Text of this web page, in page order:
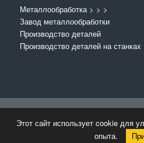
Металлообработка>
Завод металлообработки
>
Производство деталей
>
Производство деталей на
Kriesi
Этот сайт использует cookie для
опыта.